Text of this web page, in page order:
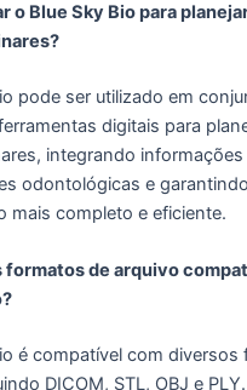
o Blue Sky Bio para
pode ser utilizado em
digitais para
integrando
odontológicas e
mais completo e eficiente.
formatos de arquivo
é compatível com
DICOM, STL, OBJ e